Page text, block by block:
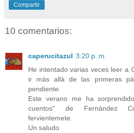
Compartir
10 comentarios:
caperucitazul 3:20 p. m.
He intentado varias veces leer a
ir màs allà de las primeras
pendiente.
Este verano me ha
cuentos" de Fernàndez
fervientemete.
Un saludo